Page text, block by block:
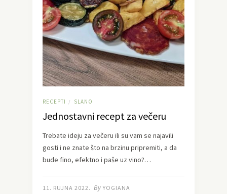
RECEPTI / SLANO
Jednostavni recept za večeru
Trebate ideju za večeru ili su vam se najavili
gosti i ne znate što na brzinu pripremiti, a da
bude fino, efektno i paše uz vino?…
11. RUJNA 2022. By YOGIANA